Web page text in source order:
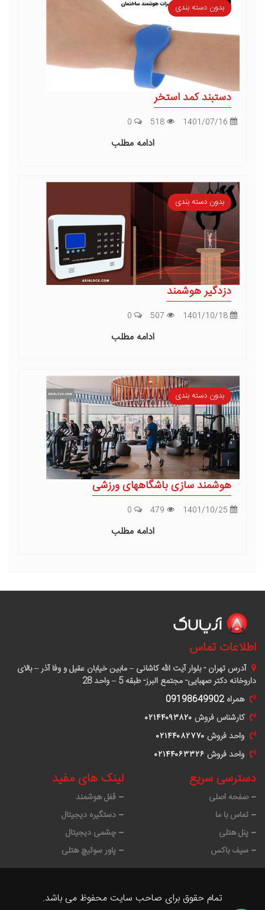
بدون دسته بندی
دستبند کمد استخر
ادامه مطلب
بدون دسته بندی
دزدگیر هوشمند
ادامه مطلب
بدون دسته بندی
هوشمند سازی باشگاههای ورزشی
ادامه مطلب
لینک های مفید
قفل هوشمند
دستگیره دیجیتال
چشمی دیجیتال
پاور سوئیچ هتلی
دسترسی سریع
صفحه اصلی
تماس با ما
پنل هتلی
سیف باکس
اطلاعات تماس
آدرستهران - بلوار آیت الله کاشانی – مابین خیابان عقیل و وفا آذر – بالای
داروخانه دکتر صهبایی- مجتمع البرز- طبقه 5 – واحد 28
همراه 09198649902
کارشناس فروش ٠٢١۴۴٠٩٣٨٢٠
واحد فروش ٠٢١۴۴٠٨٢٧٧٠
واحد فروش ٠٢١۴۴٠۶٣٣٢۶
تمام حقوق برای صاحب سایت محفوظ می باشد.